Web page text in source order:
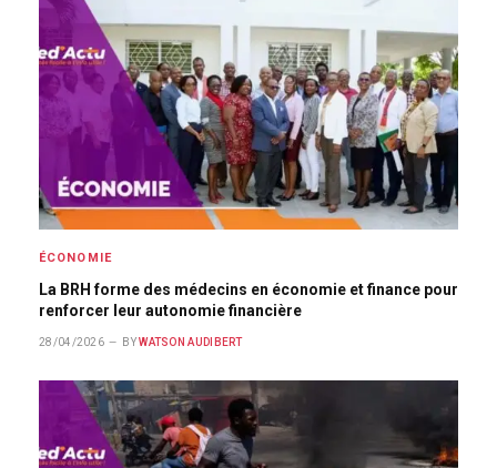
ÉCONOMIE
La BRH forme des médecins en économie et finance pour
renforcer leur autonomie financière
28/04/2026 BY WATSON AUDIBERT